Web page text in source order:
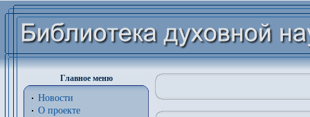
Главное меню
Новости
О проекте